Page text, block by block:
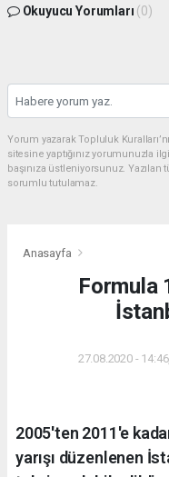
Okuyucu Yorumları (0)
Yorum yazarak Topluluk
sitesine yaptığınız yorumunuzla
başınıza üstleniyorsunuz.
sorumlu tutulamaz.
Anasayfa
Formula
27.08.2020 -
2005'ten 2011'e
yarışı düzenlenen